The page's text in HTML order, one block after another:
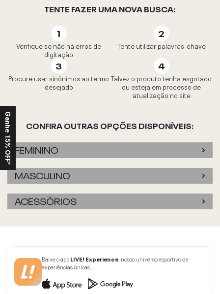
TENTE FAZER UMA NOVA BUSCA:
Verifique se não há erros de
digitação
Tente utilizar palavras-chave
Procure usar sinônimos ao termo
desejado
Talvez o produto tenha esgotado
ou esteja em processo de
atualização no site
CONFIRA OUTRAS OPÇÕES DISPONÍVEIS:
FEMININO
MASCULINO
ACESSÓRIOS
Baixe o appLIVE! Experience, nosso universo esportivo de
experiências únicas.
Ganhe 15% OFF*